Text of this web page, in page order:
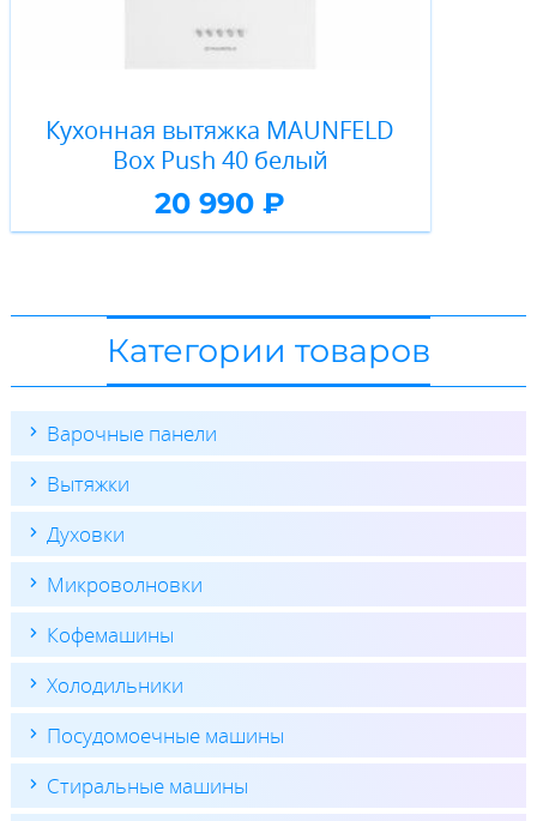
Кухонная вытяжка MAUNFELD
Box Push 40 белый
20 990 ₽
Категории товаров
Варочные панели
Вытяжки
Духовки
Микроволновки
Кофемашины
Холодильники
Посудомоечные машины
Стиральные машины